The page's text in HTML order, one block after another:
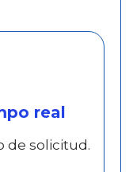
real
de solicitud.